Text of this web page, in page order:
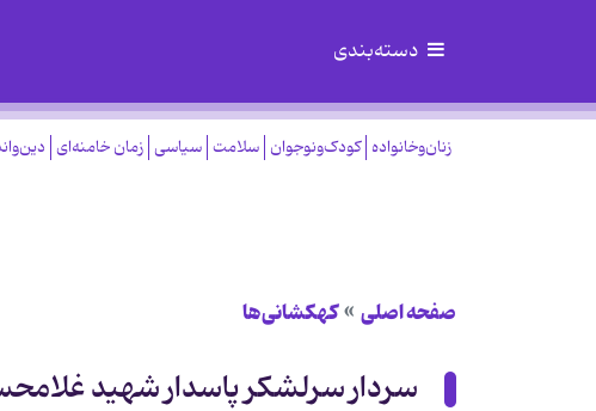
دسته‌بندی
زنان‌وخانواده کودک‌ونوجوان سلامت سیاسی زمان خامنه‌ای
صفحه اصلی کهکشانی‌ها
سردار سرلشكر پاسدار شهید